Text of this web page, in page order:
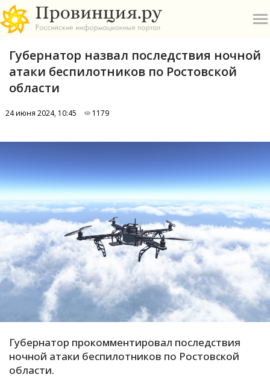
Б
В
И
П
Р
С
Т
Губернатор назвал последствия ночной
атаки беспилотников по Ростовской
области
24 июня 2024, 10:45 1179
Губернатор прокомментировал последствия
ночной атаки беспилотников по Ростовской
области.